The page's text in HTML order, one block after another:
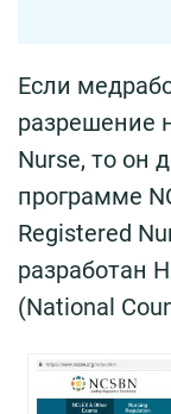
Если
разрешение
Nurse, то он
программе
Registered
разработан
(National